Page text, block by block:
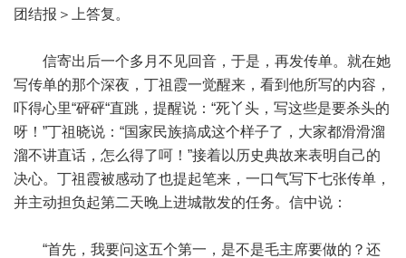
团结报＞上答复。
信寄出后一个多月不见回音，于是，再发传单。就在她
写传单的那个深夜，丁祖霞一觉醒来，看到他所写的内容，
吓得心里“砰砰“直跳，提醒说：“死丫头，写这些是要杀头的
呀！”丁祖晓说：“国家民族搞成这个样子了，大家都滑滑溜
溜不讲直话，怎么得了呵！”接着以历史典故来表明自己的
决心。丁祖霞被感动了也提起笔来，一口气写下七张传单，
并主动担负起第二天晚上进城散发的任务。信中说：
“首先，我要问这五个第一，是不是毛主席要做的？还